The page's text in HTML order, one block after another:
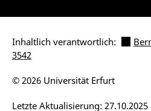
Inhaltlich verantwortlich:
3542
Letzte Aktualisierung: 27.10.2025
© 2026 Universität Erfurt